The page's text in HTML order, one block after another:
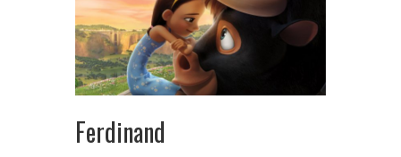
Ferdinand